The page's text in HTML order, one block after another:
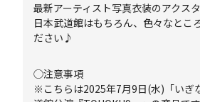
最新アーティスト写真衣装のアクス
日本武道館はもちろん、色々なとこ
ださい♪
◯注意事項
※こちらは2025年7月9日(水)「いぎ